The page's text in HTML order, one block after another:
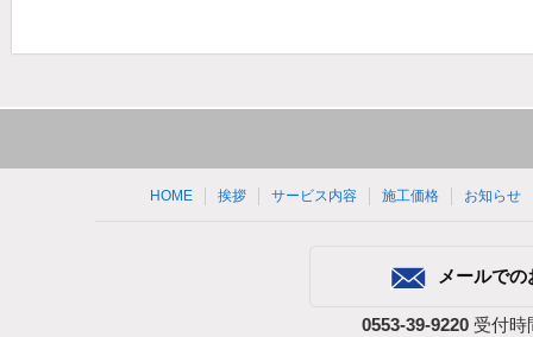
HOME 挨拶 サービス内容 施工価格 お知らせ
メールで
0553-39-9220 受付時